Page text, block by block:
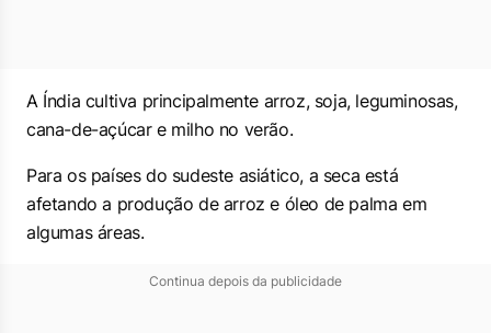
A Índia cultiva ​principalmente arroz, soja, leguminosas,
cana-de-açúcar e milho no verão.
Para os países do sudeste asiático, a seca está
afetando a produção de arroz e óleo de palma em
algumas áreas.
Continua depois da publicidade